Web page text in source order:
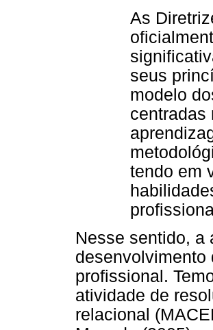
As
seus
modelo
centradas
tendo em
Nesse sentido, a
desenvolvimento
profissional.
atividade de
relacional